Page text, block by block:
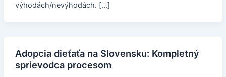
výhodách/nevýhodách. […]
Adopcia dieťaťa na Slovensku: Kompletný
sprievodca procesom